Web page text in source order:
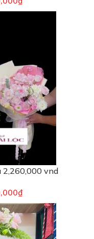
2,260,000 vnd
₫